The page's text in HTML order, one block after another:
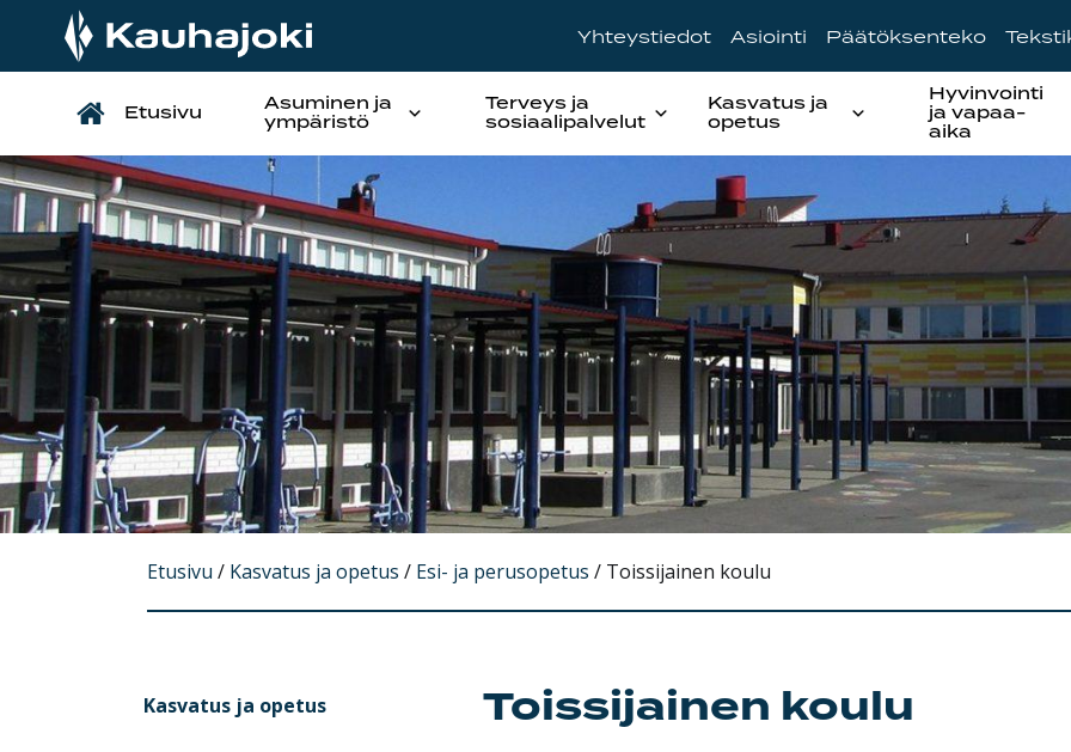
Yhteystiedot Asiointi Päätöksenteko
Päävalikko
Etusivu Asuminen ja
ympäristö
Terveys ja
sosiaalipalvelut
Kasvatus ja
opetus
Hyvinvointi
ja vapaa-
aika
Etusivu / Kasvatus ja opetus / Esi- ja perusopetus / Toissijainen koulu
Kasvatus ja opetus Toissijainen koulu